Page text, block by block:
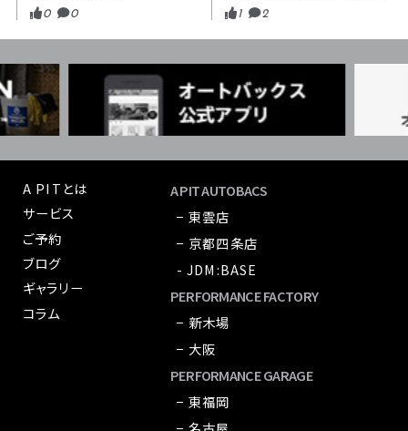
0 0 1 2
A PITとは
サービス
ご予約
ブログ
ギャラリー
コラム
A PIT AUTOBACS
− 東雲店
− 京都四条店
- JDM:BASE
PERFORMANCE FACTORY
− 新木場
− 大阪
PERFORMANCE GARAGE
− 東福岡